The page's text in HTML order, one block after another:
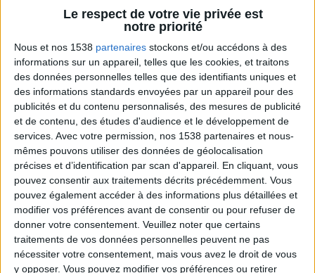
Le respect de votre vie privée est
notre priorité
Nous et nos 1538 partenaires stockons et/ou accédons à des
informations sur un appareil, telles que les cookies, et traitons
des données personnelles telles que des identifiants uniques et
des informations standards envoyées par un appareil pour des
publicités et du contenu personnalisés, des mesures de publicité
et de contenu, des études d'audience et le développement de
services. Avec votre permission, nos 1538 partenaires et nous-
mêmes pouvons utiliser des données de géolocalisation
précises et d’identification par scan d'appareil. En cliquant, vous
pouvez consentir aux traitements décrits précédemment. Vous
pouvez également accéder à des informations plus détaillées et
modifier vos préférences avant de consentir ou pour refuser de
donner votre consentement. Veuillez noter que certains
traitements de vos données personnelles peuvent ne pas
nécessiter votre consentement, mais vous avez le droit de vous
y opposer. Vous pouvez modifier vos préférences ou retirer
Ces marques diététiques : c'est n'importe quoi !
Webinaires en direct Voir tout